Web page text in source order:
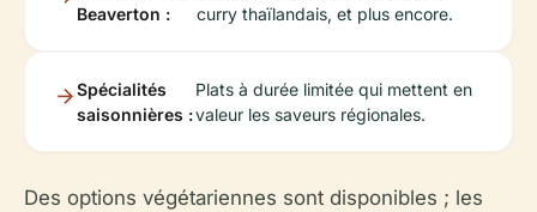
Beaverton :
curry thaïlandais, et plus encore.
Spécialités
saisonnières :
Plats à durée limitée qui mettent en
valeur les saveurs régionales.
Des options végétariennes sont disponibles ; les